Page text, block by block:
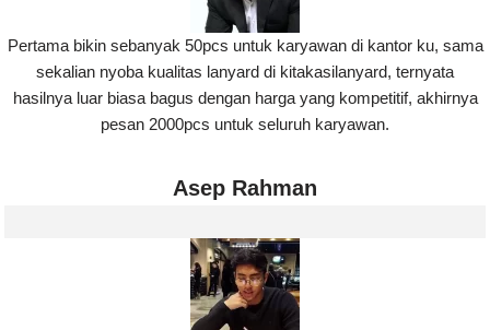
Pertama bikin sebanyak 50pcs untuk karyawan di kantor ku, sama
sekalian nyoba kualitas lanyard di kitakasilanyard, ternyata
hasilnya luar biasa bagus dengan harga yang kompetitif, akhirnya
pesan 2000pcs untuk seluruh karyawan.
Asep Rahman